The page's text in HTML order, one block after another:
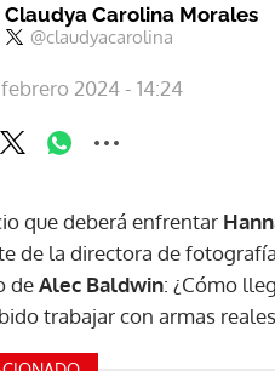
Claudya Carolina Morales
@claudyacarolina
2024 - 14:24
que deberá enfrentar
de la directora de fotografía
deAlec Baldwin: ¿Cómo
trabajar con armas